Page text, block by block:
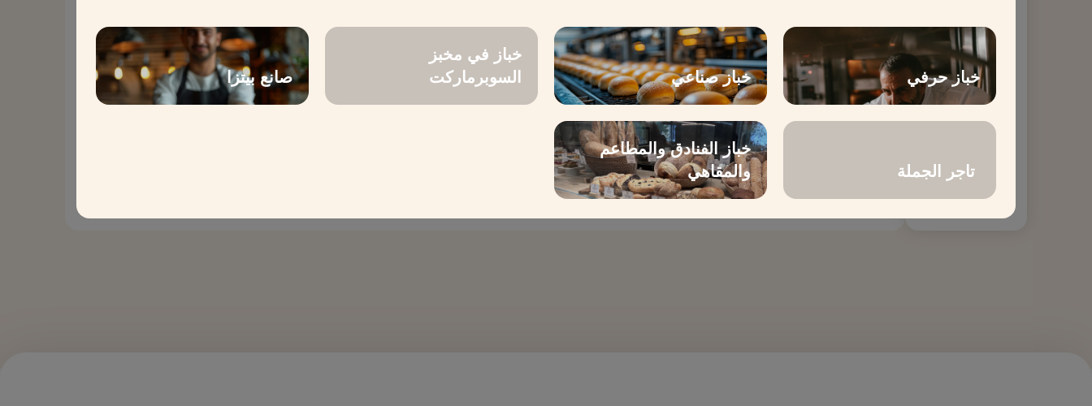
خباز حرفي خباز صناعي
خباز في مخبز
السوبرماركت
صانع بيتزا
تاجر الجملة
خباز الفنادق والمطاعم
والمقاهي
لضمان أن تكون إبداعاتك مبتكرة وعصرية في نفس الوقت.
تشكيلة “Bake for Smile” مصنوعة بإتقان من مكونات عالية الجودة
وطبيعية، مما يضمن مخبوزات لا تُقاوم تثير وإعجاب الجميع.